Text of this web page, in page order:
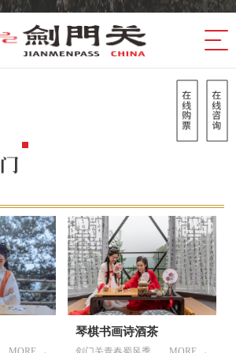
琴棋书画诗酒茶